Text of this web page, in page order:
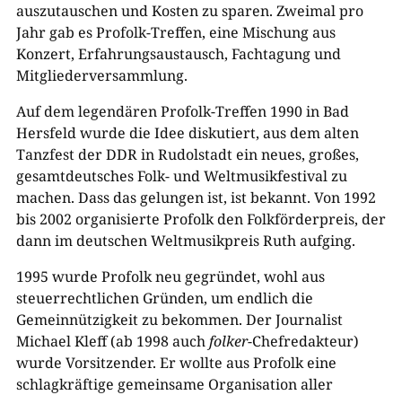
auszutauschen und Kosten zu sparen. Zweimal pro
Jahr gab es Profolk-Treffen, eine Mischung aus
Konzert, Erfahrungsaustausch, Fachtagung und
Mitgliederversammlung.
Auf dem legendären Profolk-Treffen 1990 in Bad
Hersfeld wurde die Idee diskutiert, aus dem alten
Tanzfest der DDR in Rudolstadt ein neues, großes,
gesamtdeutsches Folk- und Weltmusikfestival zu
machen. Dass das gelungen ist, ist bekannt. Von 1992
bis 2002 organisierte Profolk den Folkförderpreis, der
dann im deutschen Weltmusikpreis Ruth aufging.
1995 wurde Profolk neu gegründet, wohl aus
steuerrechtlichen Gründen, um endlich die
Gemeinnützigkeit zu bekommen. Der Journalist
Michael Kleff (ab 1998 auchfolker-Chefredakteur)
wurde Vorsitzender. Er wollte aus Profolk eine
schlagkräftige gemeinsame Organisation aller